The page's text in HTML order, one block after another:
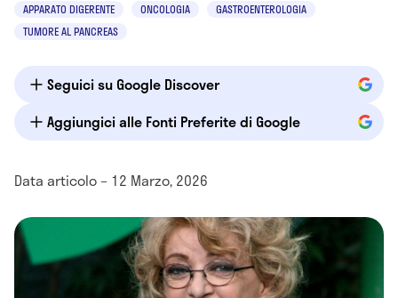
APPARATO DIGERENTE ONCOLOGIA
GASTROENTEROLOGIA
TUMORE AL PANCREAS
Seguici su Google Discover
Aggiungici alle Fonti Preferite di Google
Data articolo – 12 Marzo, 2026